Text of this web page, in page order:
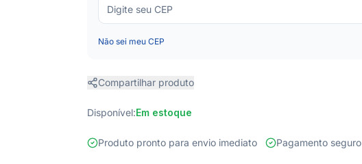
Não sei meu CEP
Compartilhar produto
Disponível:Em estoque
Produto pronto para envio imediato Pagamento seguro